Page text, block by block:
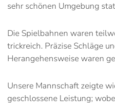
sehr schönen Umgebung
Die Spielbahnen waren
trickreich. Präzise Schläge
Herangehensweise waren
Unsere Mannschaft zeigte
geschlossene Leistung;